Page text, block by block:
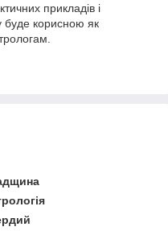
прикладів і
буде корисною як